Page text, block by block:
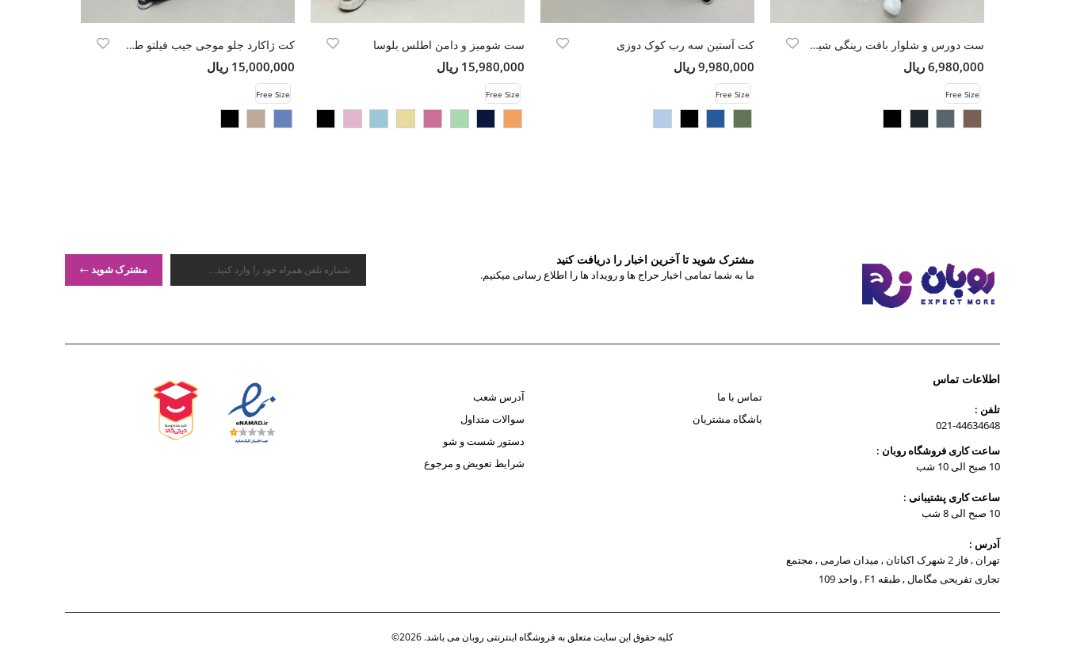
ست دورس و شلوار بافت رینگی شیبدار
6,980,000 ریال
Free Size
کت آستین سه رب کوک دوزی
9,980,000 ریال
Free Size
ست شومیز و دامن اطلس بلوسا
15,980,000 ریال
Free Size
کت ژاکارد جلو موجی جیب فیلتو طرح موج
15,000,000 ریال
Free Size
مشترک شوید تا آخرین اخبار را دریافت کنید
ما به شما تمامی اخبار حراج ها و رویداد ها را اطلاع رسانی میکنیم. مشترک شوید
اطلاعات تماس
تلفن :
021-44634648
ساعت کاری فروشگاه روبان :
10 صبح الی 10 شب
ساعت کاری پشتیبانی :
10 صبح الی 8 شب
آدرس :
تهران , فاز 2 شهرک اکباتان , میدان صارمی , مجتمع
تجاری تفریحی مگامال , طبقه F1 , واحد 109
تماس با ما
باشگاه مشتریان
آدرس شعب
سوالات متداول
دستور شست و شو
شرایط تعویض و مرجوع
کلیه حقوق این سایت متعلق به فروشگاه اینترنتی روبان می باشد. 2026©